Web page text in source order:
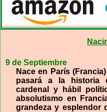
9 de Septiembre
Nace en París
pasará a la historia
cardenal y hábil
absolutismo en
grandeza y esplendor